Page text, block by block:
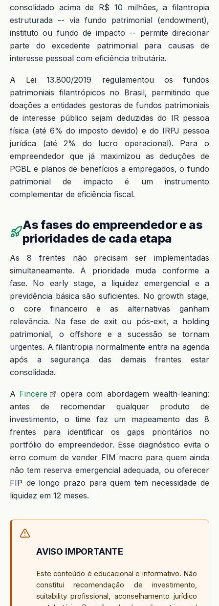
consolidado acima de R$ 10 milhões, a filantropia
estruturada -- via fundo patrimonial (endowment),
instituto ou fundo de impacto -- permite direcionar
parte do excedente patrimonial para causas de
interesse pessoal com eficiência tributária.
A Lei 13.800/2019 regulamentou os fundos
patrimoniais filantrópicos no Brasil, permitindo que
doações a entidades gestoras de fundos patrimoniais
de interesse público sejam deduzidas do IR pessoa
física (até 6% do imposto devido) e do IRPJ pessoa
jurídica (até 2% do lucro operacional). Para o
empreendedor que já maximizou as deduções de
PGBL e planos de benefícios a empregados, o fundo
patrimonial de impacto é um instrumento
complementar de eficiência fiscal.
As fases do empreendedor e as
prioridades de cada etapa
As 8 frentes não precisam ser implementadas
simultaneamente. A prioridade muda conforme a
fase. No early stage, a liquidez emergencial e a
previdência básica são suficientes. No growth stage,
o core financeiro e as alternativas ganham
relevância. Na fase de exit ou pós-exit, a holding
patrimonial, o offshore e a sucessão se tornam
urgentes. A filantropia normalmente entra na agenda
após a segurança das demais frentes estar
consolidada.
A Fincere
opera com abordagem wealth-leaning:
antes de recomendar qualquer produto de
investimento, o time faz um mapeamento das 8
frentes para identificar os gaps prioritários no
portfólio do empreendedor. Esse diagnóstico evita o
erro comum de vender FIM macro para quem ainda
não tem reserva emergencial adequada, ou oferecer
FIP de longo prazo para quem tem necessidade de
liquidez em 12 meses.
AVISO IMPORTANTE
Este conteúdo é educacional e informativo. Não
constitui recomendação de investimento,
suitability profissional, aconselhamento jurídico